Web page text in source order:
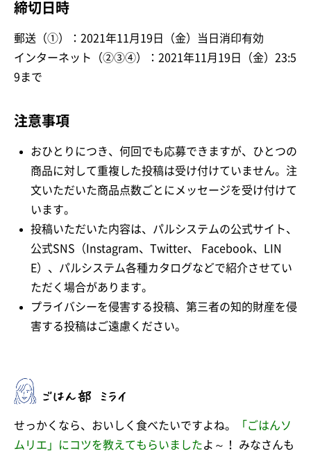
締切日時
郵送（①）：2021年11月19日（金）当日消印有効
インターネット（②③④）：2021年11月19日（金）23:5
9まで
注意事項
おひとりにつき、何回でも応募できますが、ひとつの
商品に対して重複した投稿は受け付けていません。注
文いただいた商品点数ごとにメッセージを受け付けて
います。
投稿いただいた内容は、パルシステムの公式サイト、
公式SNS（Instagram、Twitter、 Facebook、LIN
E）、パルシステム各種カタログなどで紹介させてい
ただく場合があります。
プライバシーを侵害する投稿、第三者の知的財産を侵
害する投稿はご遠慮ください。
せっかくなら、おいしく食べたいですよね。
「ごはんソ
ムリエ」にコツを教えてもらいましたよ～！ みなさんも